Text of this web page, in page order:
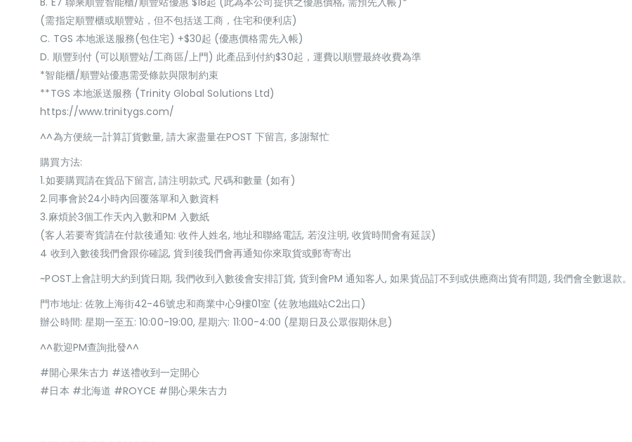
(需指定順豐櫃或順豐站，但不包括送工商，住宅和便利店)
C. TGS 本地派送服務(包住宅) +$30起 (優惠價格需先入帳)
D. 順豐到付 (可以順豐站/工商區/上門) 此產品到付約$30起，運費以順豐最終收費為準
*智能櫃/順豐站優惠需受條款與限制約束
**TGS 本地派送服務 (Trinity Global Solutions Ltd)
https://www.trinitygs.com/
^^為方便統一計算訂貨數量, 請大家盡量在POST 下留言, 多謝幫忙
購買方法:
1.如要購買請在貨品下留言, 請注明款式, 尺碼和數量 (如有)
2.同事會於24小時內回覆落單和入數資料
3.麻煩於3個工作天內入數和PM 入數紙
(客人若要寄貨請在付款後通知: 收件人姓名, 地址和聯絡電話, 若沒注明, 收貨時間會有延誤)
4 收到入數後我們會跟你確認, 貨到後我們會再通知你來取貨或郵寄寄出
~POST上會註明大約到貨日期, 我們收到入數後會安排訂貨, 貨到會PM 通知客人, 如果貨品訂不到或供應商出貨有問題, 我們會全數退款。
門巿地址: 佐敦上海街42-46號忠和商業中心9樓01室 (佐敦地鐵站C2出口)
辦公時間: 星期一至五: 10:00-19:00, 星期六: 11:00-4:00 (星期日及公眾假期休息)
^^歡迎PM查詢批發^^
#開心果朱古力 #送禮收到一定開心
#日本 #北海道 #ROYCE #開心果朱古力